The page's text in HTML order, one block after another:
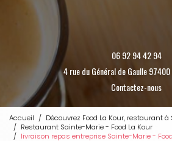
06 92 94 42 94
4 rue du Général de Gaulle
Contactez-nous
Accueil
Découvrez Food La Kour, restaurant
Restaurant Sainte-Marie - Food La Kour
livraison repas entreprise Sainte-Marie -